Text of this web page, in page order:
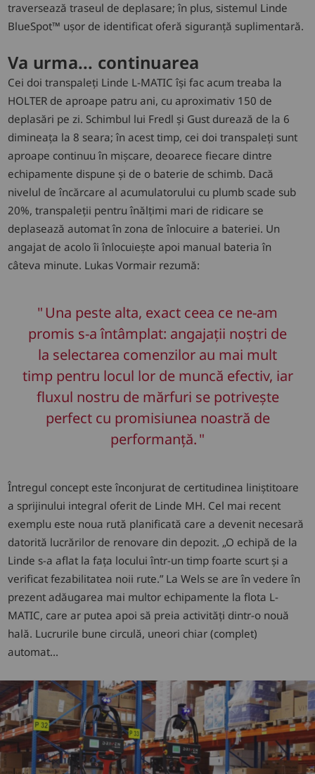
traversează traseul de deplasare; în plus, sistemul Linde
BlueSpot™ ușor de identificat oferă siguranță suplimentară.
Va urma... continuarea
Cei doi transpaleți Linde L-MATIC își fac acum treaba la
HOLTER de aproape patru ani, cu aproximativ 150 de
deplasări pe zi. Schimbul lui Fredl și Gust durează de la 6
dimineața la 8 seara; în acest timp, cei doi transpaleți sunt
aproape continuu în mișcare, deoarece fiecare dintre
echipamente dispune și de o baterie de schimb. Dacă
nivelul de încărcare al acumulatorului cu plumb scade sub
20%, transpaleții pentru înălțimi mari de ridicare se
deplasează automat în zona de înlocuire a bateriei. Un
angajat de acolo îi înlocuiește apoi manual bateria în
câteva minute. Lukas Vormair rezumă:
Una peste alta, exact ceea ce ne-am
promis s-a întâmplat: angajații noștri de
la selectarea comenzilor au mai mult
timp pentru locul lor de muncă efectiv, iar
fluxul nostru de mărfuri se potrivește
perfect cu promisiunea noastră de
performanță.
Întregul concept este înconjurat de certitudinea liniștitoare
a sprijinului integral oferit de Linde MH. Cel mai recent
exemplu este noua rută planificată care a devenit necesară
datorită lucrărilor de renovare din depozit. „O echipă de la
Linde s-a aflat la fața locului într-un timp foarte scurt și a
verificat fezabilitatea noii rute.” La Wels se are în vedere în
prezent adăugarea mai multor echipamente la flota L-
MATIC, care ar putea apoi să preia activități dintr-o nouă
hală. Lucrurile bune circulă, uneori chiar (complet)
automat...